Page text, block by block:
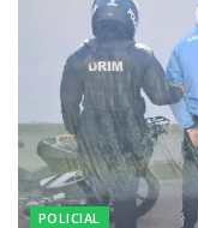
POLICIAL